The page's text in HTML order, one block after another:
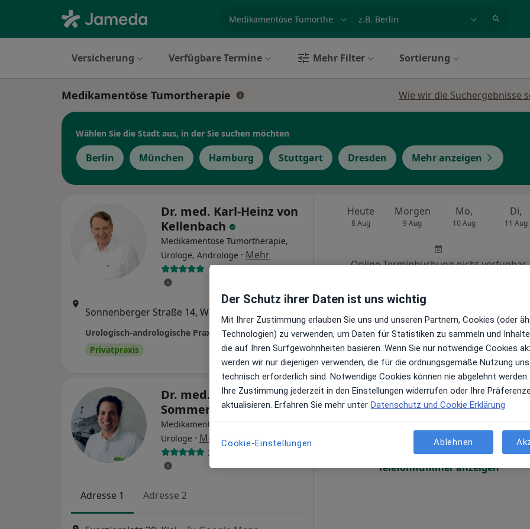
Versicherung Verfügbare Termine Mehr Filter Sortierung
Medikamentöse Tumortherapie Wie wir die Suchergebnisse
Wählen Sie die Stadt aus, in der Sie suchen möchten
Berlin München Hamburg Stuttgart Dresden Mehr anzeigen
Dr. med. Karl-Heinz von
Kellenbach
Medikamentöse Tumortherapie,
Urologe, Androloge · Mehr
136 Bewertungen
Zu Google
Maps
Urologisch-andrologische Praxis Dr. med. von Kellenbach
Privatpraxis
Heute
8 Aug
Morgen
9 Aug
Mo,
10 Aug
Di,
11 Aug
Online-Terminbuchung nicht verfügbar
Dr. med. Guillermo M.
Sommer
Medikamentöse Tumortherapie,
Urologe · Mehr
28 Bewertungen
Adresse 1 Adresse 2
Heute
8 Aug
Morgen
9 Aug
Mo,
10 Aug
Di,
11 Aug
Online-Terminbuchung nicht verfügbar
Telefonnummer anzeigen
Der Schutz ihrer Daten ist uns wichtig
Mit Ihrer Zustimmung erlauben Sie uns und unseren Partnern, Cookies (oder
Technologien) zu verwenden, um Daten für Statistiken zu sammeln und
die auf Ihren Surfgewohnheiten basieren. Wenn Sie nur notwendige Cookies
werden wir nur diejenigen verwenden, die für die ordnungsgemäße Nutzung
technisch erforderlich sind. Notwendige Cookies können nie abgelehnt werden.
Ihre Zustimmung jederzeit in den Einstellungen widerrufen oder Ihre
aktualisieren. Erfahren Sie mehr unter Datenschutz und Cookie Erklärung
Cookie-Einstellungen Ablehnen